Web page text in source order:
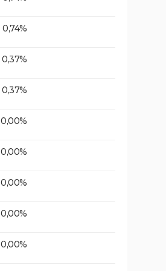
0,74%
0,37%
0,37%
0,00%
0,00%
0,00%
0,00%
0,00%